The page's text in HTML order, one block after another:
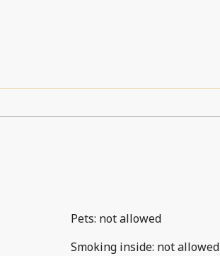
Pets: not allowed
Smoking inside: not allowed